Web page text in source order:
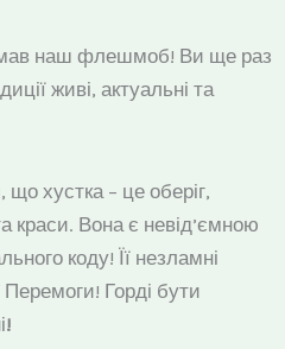
наш флешмоб! Ви ще раз
живі, актуальні та
хустка – це оберіг,
краси. Вона є невід’ємною
коду! Її незламні
Горді бути
!